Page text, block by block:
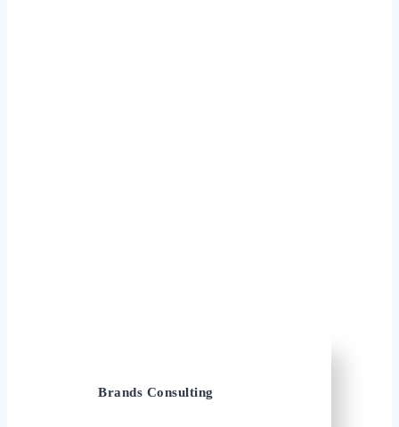
Brands Consulting